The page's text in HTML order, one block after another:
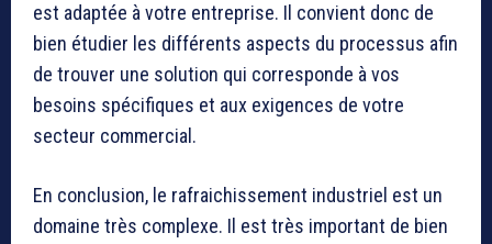
est adaptée à votre entreprise. Il convient donc de
bien étudier les différents aspects du processus afin
de trouver une solution qui corresponde à vos
besoins spécifiques et aux exigences de votre
secteur commercial.
En conclusion, le rafraichissement industriel est un
domaine très complexe. Il est très important de bien